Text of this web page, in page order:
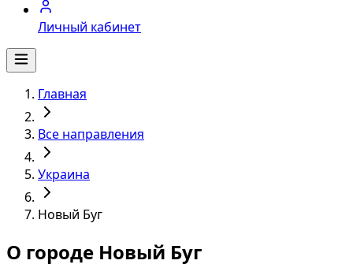
Личный кабинет
Главная
Все направления
Украина
Новый Буг
О городе Новый Буг